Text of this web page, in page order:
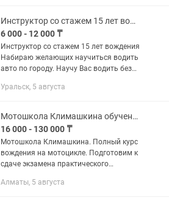
Инструктор со стажем 15 лет вождения.
6 000 - 12 000 ₸
Инструктор со стажем 15 лет вождения
Набираю желающих научиться водить
авто по городу. Научу Вас водить без
перестраиваться и парковаться.
Уральск, 5 августа
Мотошкола Климашкина обучение вождению на мотоцикле
16 000 - 130 000 ₸
Мотошкола Климашкина. Полный курс
вождения на мотоцикле. Подготовим к
сдаче экзамена практического
преимущества: -собственная закрытая
Алматы, 5 августа